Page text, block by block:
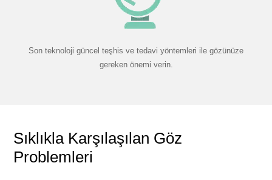
Son teknoloji güncel teşhis ve tedavi yöntemleri ile gözünüze
gereken önemi verin.
Sıklıkla Karşılaşılan Göz
Problemleri